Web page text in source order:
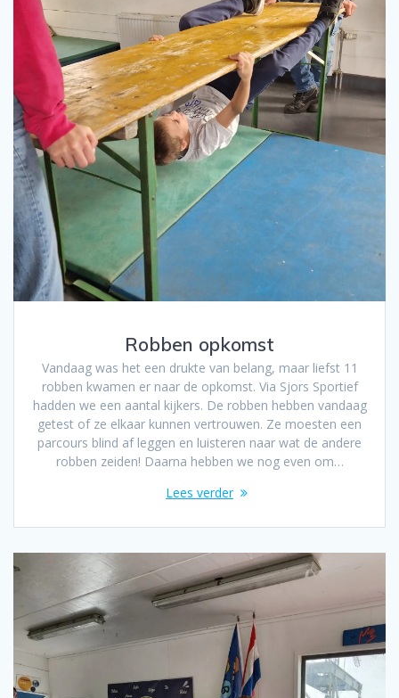
Robben opkomst
Vandaag was het een drukte van belang, maar liefst 11
robben kwamen er naar de opkomst. Via Sjors Sportief
hadden we een aantal kijkers. De robben hebben vandaag
getest of ze elkaar kunnen vertrouwen. Ze moesten een
parcours blind af leggen en luisteren naar wat de andere
robben zeiden! Daarna hebben we nog even om…
Lees verder